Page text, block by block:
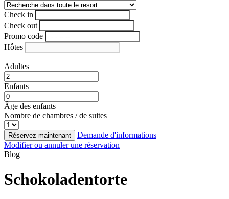
Check in
Check out
Promo code
Hôtes
Adultes
Enfants
Âge des enfants
Nombre de chambres / de suites
Réservez maintenant
Demande d'informations
Modifier ou annuler une réservation
Blog
Schokoladentorte